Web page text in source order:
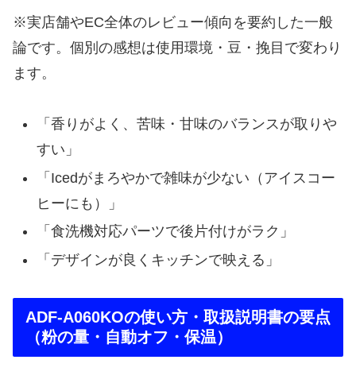
※実店舗やEC全体のレビュー傾向を要約した一般
論です。個別の感想は使用環境・豆・挽目で変わり
ます。
「香りがよく、苦味・甘味のバランスが取りや
すい」
「Icedがまろやかで雑味が少ない（アイスコー
ヒーにも）」
「食洗機対応パーツで後片付けがラク」
「デザインが良くキッチンで映える」
ADF-A060KOの使い方・取扱説明書の要点
（粉の量・自動オフ・保温）